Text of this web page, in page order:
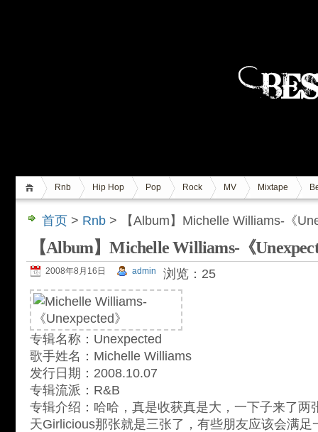
Rnb Hip Hop Pop Rock MV Mixtape
首页 > Rnb > 【Album】Michelle Williams-《
【Album】Michelle Williams-《
2008年8月16日 admin 浏览：25
专辑名称：Unexpected
歌手姓名：Michelle Williams
发行日期：2008.10.07
专辑流派：R&B
专辑介绍：哈哈，真是收获真是大，一下子来了两
天Girlicious那张就是三张了，有些朋友应该会满